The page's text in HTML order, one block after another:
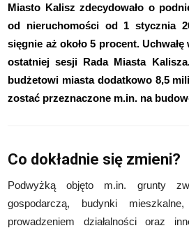
Miasto Kalisz zdecydowało o
od nieruchomości od 1 stycznia
sięgnie aż około 5 procent.
ostatniej sesji Rada Miasta
budżetowi miasta dodatkowo 8,5
zostać przeznaczone m.in. na
Co dokładnie się zmieni?
Podwyżką objęto m.in. grunty
gospodarczą, budynki
prowadzeniem działalności oraz